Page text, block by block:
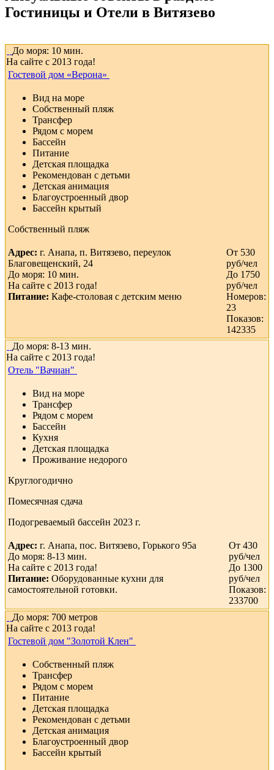
решаются быстро, в том числе бытовые. Пока Вы отдыхайте,
все заботы мы берем на себя
Территория
Благоустроенная территория с зонами отдыха. Во дворе
располагается:
- бассейн 5,6 х 3,5 м;
- детский каркасный бассейн;
- детская игровая площадка;
- летняя беседка;
- столы со стульями;
- мангал.
- автостоянка;
- трансфер;
- wi-fi интернет;
- сейф у администратора;
- мультиварка по запросу;
- микроволновая печь на каждом этаже;
- прачечная;
- глажка белья;
Гостиницы и Отели в Витязево
До моря: 10 мин.
На сайте с 2013 года!
Гостевой дом «Верона»
Вид на море
Собственный пляж
Трансфер
Рядом с морем
Бассейн
Питание
Детская площадка
Рекомендован с детьми
Детская анимация
Благоустроенный двор
Бассейн крытый
Собственный пляж
Адрес: г. Анапа, п. Витязево, переулок
Благовещенский, 24
До моря: 10 мин.
На сайте с 2013 года!
Питание: Кафе-столовая с детским меню
От 530
руб/чел
До 1750
руб/чел
Номеров:
23
Показов:
142335
До моря: 8-13 мин.
На сайте с 2013 года!
Отель "Вачиан"
Вид на море
Трансфер
Рядом с морем
Бассейн
Кухня
Детская площадка
Проживание недорого
Круглогодично
Помесячная сдача
Подогреваемый бассейн 2023 г.
Адрес: г. Анапа, пос. Витязево, Горького 95а
До моря: 8-13 мин.
На сайте с 2013 года!
Питание: Оборудованные кухни для
самостоятельной готовки.
От 430
руб/чел
До 1300
руб/чел
Показов:
233700
До моря: 700 метров
На сайте с 2013 года!
Гостевой дом "Золотой Клен"
Собственный пляж
Трансфер
Рядом с морем
Питание
Детская площадка
Рекомендован с детьми
Детская анимация
Благоустроенный двор
Бассейн крытый